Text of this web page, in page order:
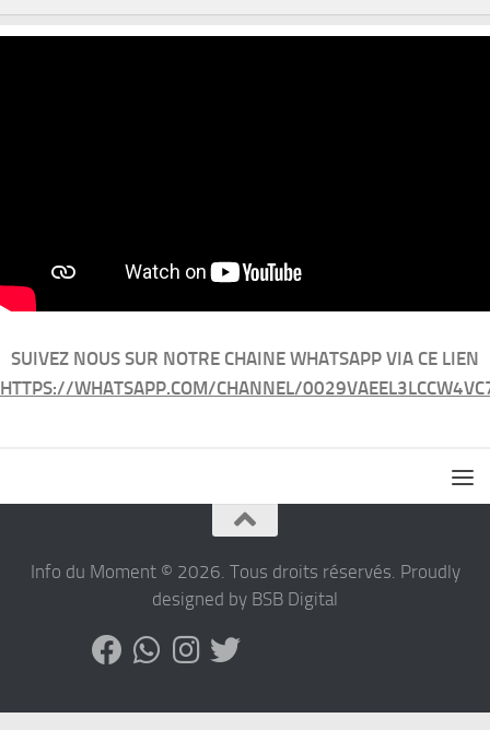
SUIVEZ NOUS SUR NOTRE CHAINE WHATSAPP VIA CE LIEN
HTTPS://WHATSAPP.COM/CHANNEL/
Info du Moment © 2026. Tous droits réservés. Proudly
designed by BSB Digital